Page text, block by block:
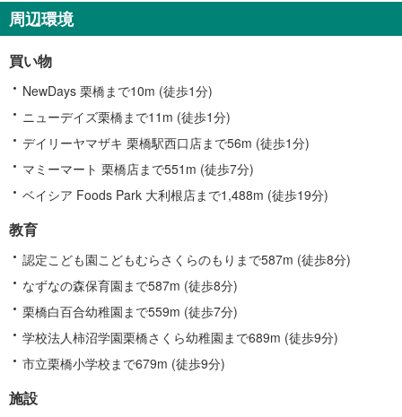
す
る
報
周辺環境
買い物
NewDays 栗橋まで10m (徒歩1分)
ニューデイズ栗橋まで11m (徒歩1分)
デイリーヤマザキ 栗橋駅西口店まで56m (徒歩1分)
マミーマート 栗橋店まで551m (徒歩7分)
ベイシア Foods Park 大利根店まで1,488m (徒歩19分)
教育
認定こども園こどもむらさくらのもりまで587m (徒歩8分)
なずなの森保育園まで587m (徒歩8分)
栗橋白百合幼稚園まで559m (徒歩7分)
学校法人柿沼学園栗橋さくら幼稚園まで689m (徒歩9分)
市立栗橋小学校まで679m (徒歩9分)
施設